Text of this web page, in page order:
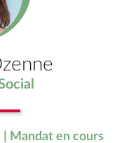
| Mandat en cours